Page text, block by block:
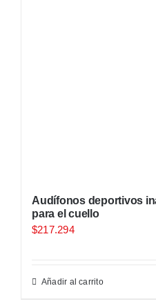
Audífonos deportivos
para el cuello
$217.294
Añadir al carrito